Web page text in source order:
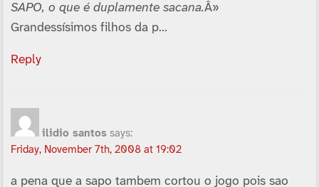
SAPO, o que é duplamente sacana.Â»
Grandessí­simos filhos da p…
Reply
ilidio santos says:
Friday, November 7th, 2008 at 19:02
a pena que a sapo tambem cortou o jogo pois sao